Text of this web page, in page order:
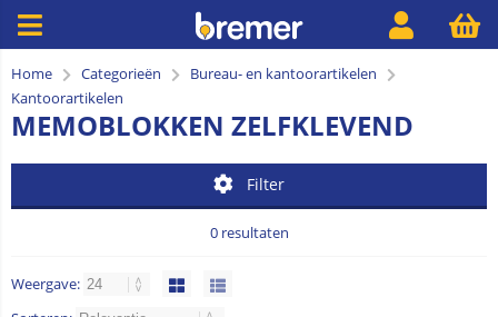
Home Categorieën
Bureau- en kantoorartikelen
Kantoorartikelen
MEMOBLOKKEN ZELFKLEVEND
Filter
0 resultaten
Weergave: